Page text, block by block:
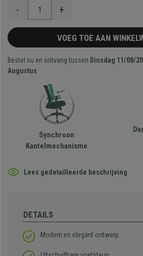
- +
VOEG TOE AAN
Bestel nu en ontvang tussen Dinsdag 11/08/
Augustus
Synchroon
Kantelmechanisme
Lees gedetailleerde beschrijving
DETAILS
Modern en elegant ontwerp